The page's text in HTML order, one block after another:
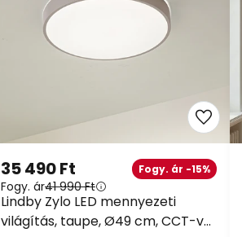
Lindby Zylo LED mennyezeti
világítás, taupe, Ø49 cm, CCT-vel
35 490 Ft Fogy. ár -15%
Fogy. ár41 990 Ft